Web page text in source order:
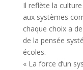
Il reflète la
aux systèmes
chaque choix a
de la pensée
écoles.
« La force d’un